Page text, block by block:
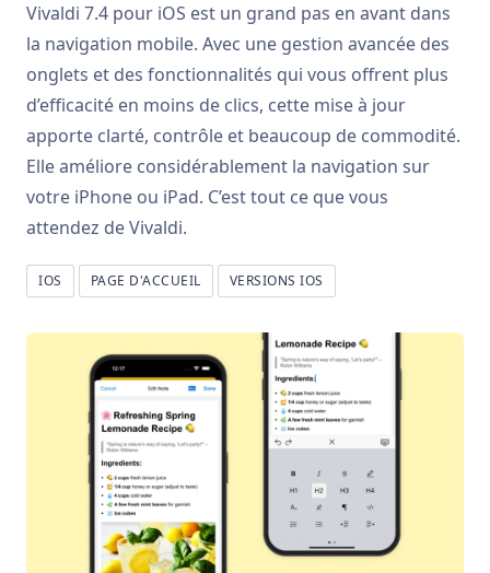
Vivaldi 7.4 pour iOS est un grand pas en avant dans
la navigation mobile. Avec une gestion avancée des
onglets et des fonctionnalités qui vous offrent plus
d’efficacité en moins de clics, cette mise à jour
apporte clarté, contrôle et beaucoup de commodité.
Elle améliore considérablement la navigation sur
votre iPhone ou iPad. C’est tout ce que vous
attendez de Vivaldi.
IOS PAGE D'ACCUEIL VERSIONS IOS